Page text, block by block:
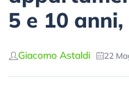
5 e 10 anni,
Giacomo Astaldi 22